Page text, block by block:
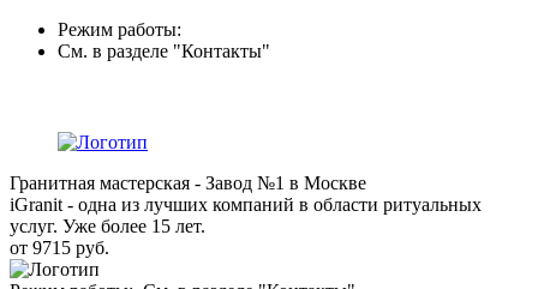
Режим работы:
См. в разделе "Контакты"
Гранитная мастерская - Завод №1 в Москве
iGranit - одна из лучших компаний в области ритуальных
услуг. Уже более 15 лет.
от 9715 руб.